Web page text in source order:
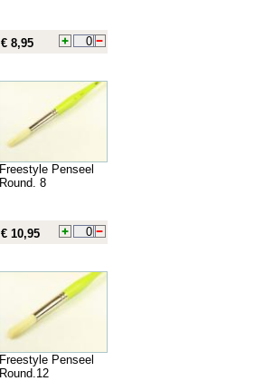
€ 8,95
Freestyle Penseel
Round. 8
€ 10,95
Freestyle Penseel
Round.12